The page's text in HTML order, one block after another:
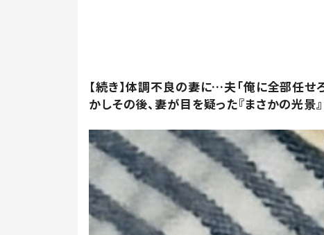
【続き】体調不良の妻に…夫「俺に全部任せ
かしその後、妻が目を疑った『まさかの光景